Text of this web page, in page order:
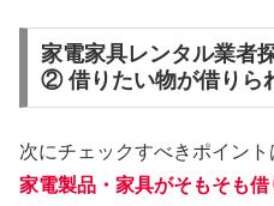
家電家具レンタル業者
② 借りたい物が借りら
次にチェックすべきポイント
家電製品・家具がそもそも借